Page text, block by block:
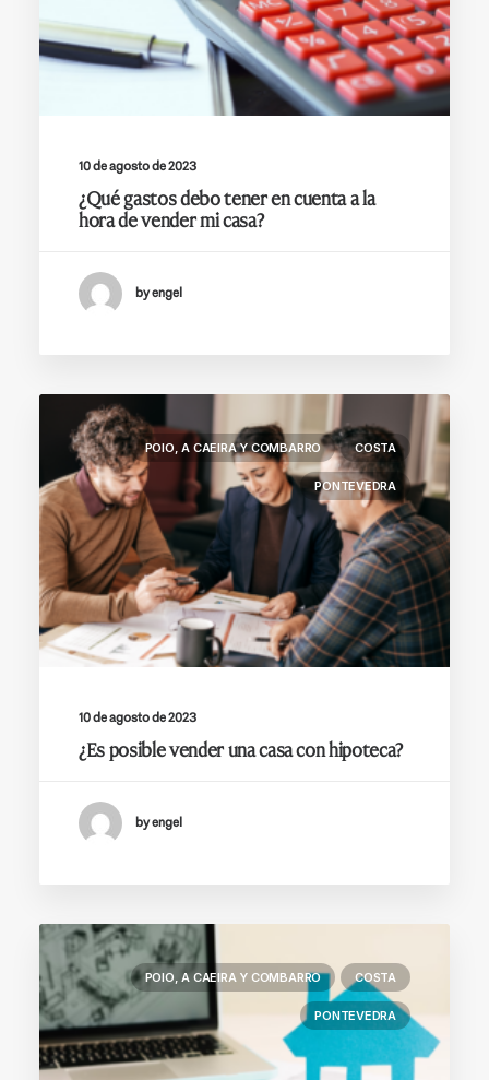
10 de agosto de 2023
¿Qué gastos debo tener en cuenta a la
hora de vender mi casa?
by engel
POIO, A CAEIRA Y COMBARRO COSTA
PONTEVEDRA
10 de agosto de 2023
¿Es posible vender una casa con hipoteca?
by engel
POIO, A CAEIRA Y COMBARRO COSTA
PONTEVEDRA